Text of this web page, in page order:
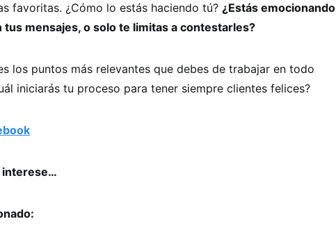
favoritas. ¿Cómo lo estás haciendo tú? ¿Estás emocionando
tus mensajes, o solo te limitas a contestarles?
los puntos más relevantes que debes de trabajar en todo
iniciarás tu proceso para tener siempre clientes felices?
interese…